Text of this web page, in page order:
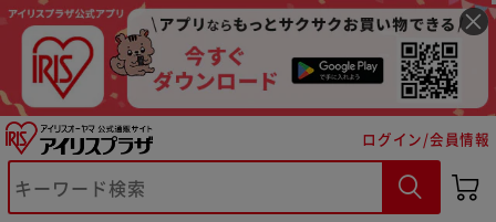
ログイン/会員情報